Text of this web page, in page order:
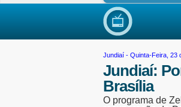
Jundiaí - Quinta-Feira, 23
Jundiaí:
Brasília
O programa de